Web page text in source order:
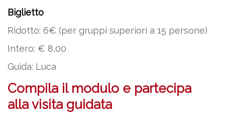
Biglietto
Ridotto: 6€ (per gruppi superiori a 15 persone)
Intero: € 8,00
Guida: Luca
Compila il modulo e partecipa
alla visita guidata